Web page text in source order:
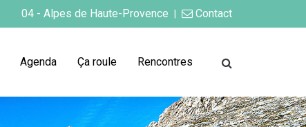
04 - Alpes de Haute-Provence Contact
Agenda Ça roule Rencontres